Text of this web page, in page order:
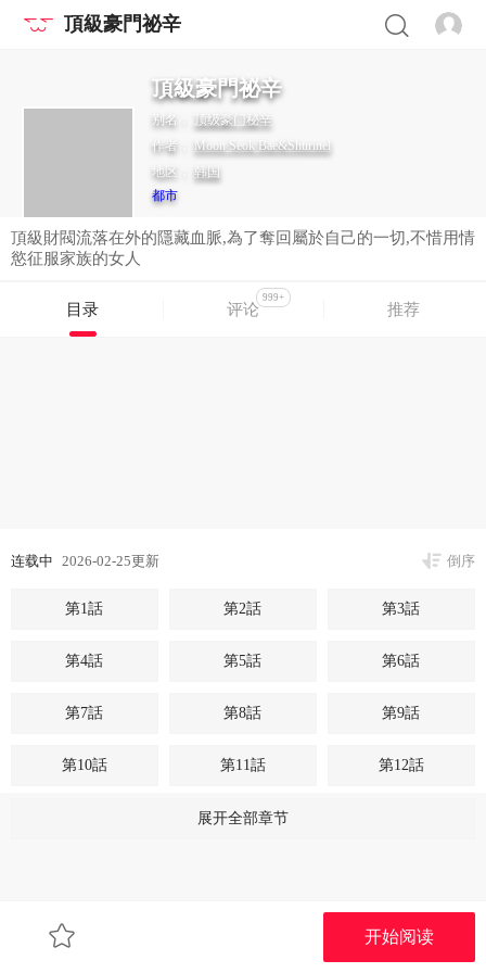
頂級豪門祕辛
頂級豪門祕辛
别名： 顶级豪门秘辛
作者： Moon Seok Bae&Shurinel
地区： 韩国
都市
頂級財閥流落在外的隱藏血脈,為了奪回屬於自己的一切,不惜用情
慾征服家族的女人
目录 评论
999+
推荐
连载中 2026-02-25更新 倒序
第1話 第2話 第3話
第4話 第5話 第6話
第7話 第8話 第9話
第10話 第11話 第12話
第14話
第19話
开始阅读
展开全部章节